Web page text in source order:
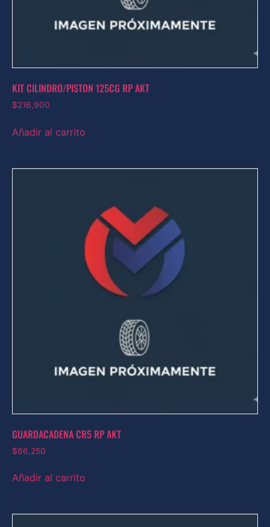
KIT CILINDRO/PISTON 125CG RP AKT
$216,900
Añadir al carrito
GUARDACADENA CR5 RP AKT
$66,250
Añadir al carrito